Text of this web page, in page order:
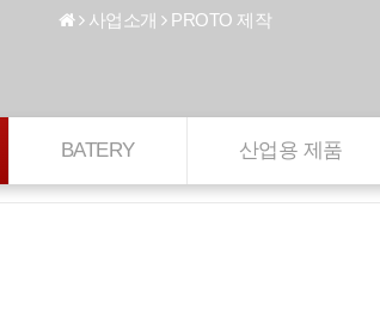
사업소개 PROTO 제작
BATERY 산업용 제품